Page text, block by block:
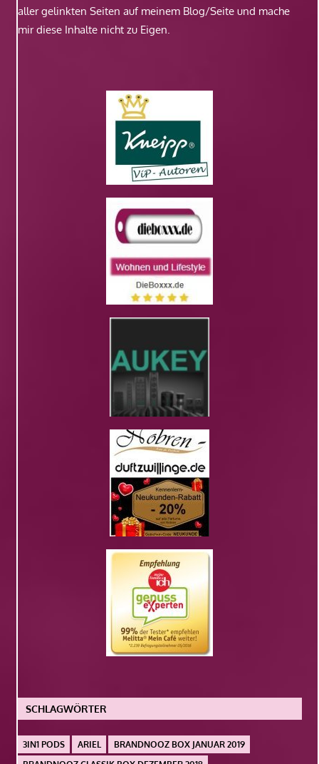
aller gelinkten Seiten auf meinem Blog/Seite und mache
mir diese Inhalte nicht zu Eigen.
SCHLAGWÖRTER
3IN1 PODS ARIEL
BRANDNOOZ BOX JANUAR 2019